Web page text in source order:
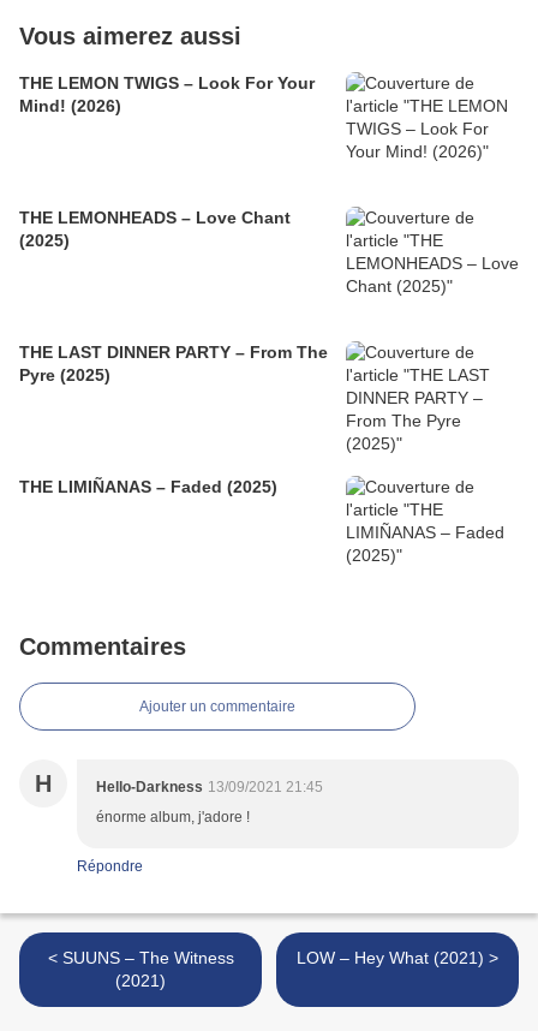
Vous aimerez aussi
THE LEMON TWIGS – Look For Your
Mind! (2026)
THE LEMONHEADS – Love Chant
(2025)
THE LAST DINNER PARTY – From The
Pyre (2025)
THE LIMIÑANAS – Faded (2025)
Commentaires
Ajouter un commentaire
H Hello-Darkness 13/09/2021 21:45
énorme album, j'adore !
Répondre
< SUUNS – The Witness
(2021)
LOW – Hey What (2021) >